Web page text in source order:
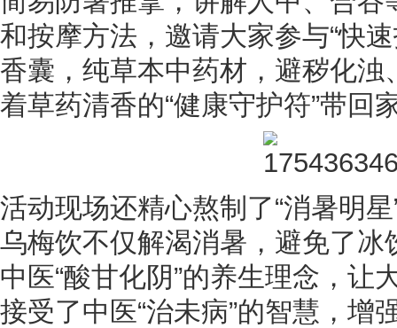
和按摩方法，邀请大家参与“快
香囊，纯草本中药材，避秽化
着草药清香的“健康守护符”带回
活动现场还精心熬制了“消暑明
乌梅饮不仅解渴消暑，避免了
中医“酸甘化阴”的养生理念，让
接受了中医“治未病”的智慧，增